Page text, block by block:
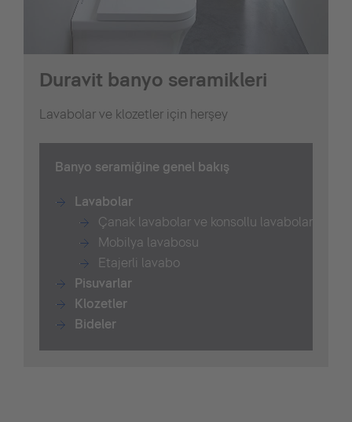
Duravit banyo seramikleri
Lavabolar ve klozetler için herşey
Banyo seramiğine genel bakış
Lavabolar
Çanak lavabolar ve konsollu lavabolar
Mobilya lavabosu
Etajerli lavabo
Pisuvarlar
Klozetler
Bideler